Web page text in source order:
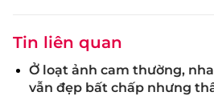
Tin liên quan
Ở loạt ảnh cam thường,
vẫn đẹp bất chấp nhưng